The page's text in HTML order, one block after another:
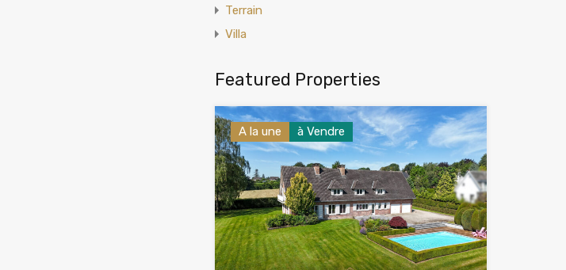
Terrain
Villa
Featured Properties
A la une à Vendre